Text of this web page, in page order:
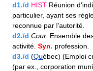
d1./d HIST Réunion
particulier, ayant ses
reconnue par l'autorité.
d2./d Cour. Ensemble
activité. Syn. profession.
d3./d (Québec) (Emploi
(par ex., corporation